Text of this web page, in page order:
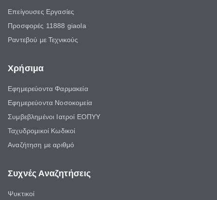
Επείγουσες Εργασίες
Προσφορές 11888 giaola
Ραντεβού με Τεχνικούς
Χρήσιμα
Εφημερεύοντα Φαρμακεία
Εφημερεύοντα Νοσοκομεία
Συμβεβλημένοι Ιατροί ΕΟΠΥΥ
Ταχυδρομικοί Κωδικοί
Αναζήτηση με αριθμό
Συχνές Αναζητήσεις
Ψυκτικοί